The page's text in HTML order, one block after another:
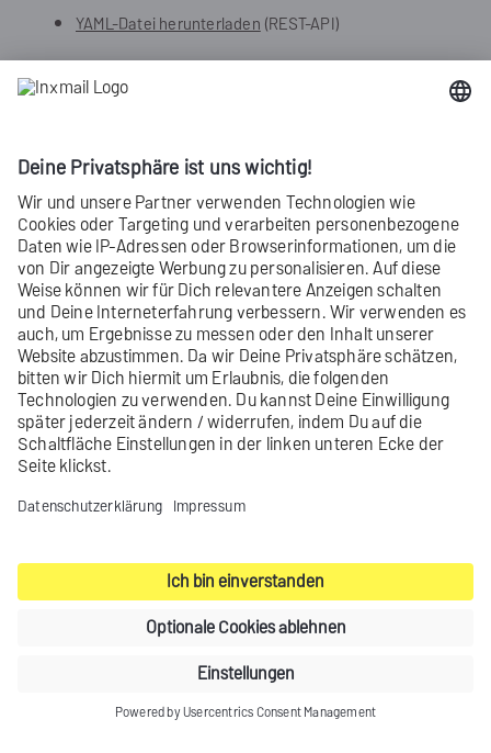
YAML-Datei herunterladen(REST-API)
RPC-API (deprecated)
Deprecated: Die RPC-API wird nicht mehr
weiterentwickelt und bald nicht mehr
unterstützt. Wir empfehlen Ihnen,keine
Integrationen mehr auf Basis der RPC-API
zu entwickeln. Stellen Sie stattdessen
mithilfe unseresLeitfadensauf REST-API
um.
Zur RPC API Dokumentation für .Net
Zur RPC API Dokumentation für Java
Zur RPC API Dokumentation für PHP
Datenschutz-Einstellungen